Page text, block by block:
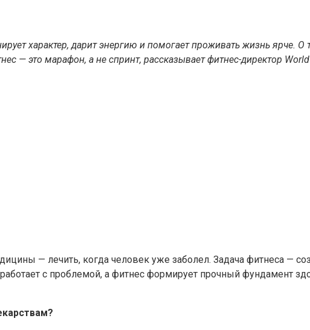
характер, дарит энергию и помогает проживать жизнь ярче.
— это марафон, а не спринт, рассказывает фитнес-директор
— лечить, когда человек уже заболел. Задача фитнеса —
с проблемой, а фитнес формирует прочный фундамент